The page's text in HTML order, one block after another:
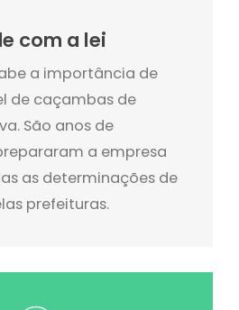
com a lei
a importância de
de caçambas de
São anos de
a empresa
as determinações de
prefeituras.